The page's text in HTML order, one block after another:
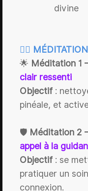
divine
🧘‍♀️
🌟 Méditation 1
clair ressenti
Objectif :
pinéale, et
🛡️ Méditation 2
appel à la
Objectif : se
pratiquer un
connexion.